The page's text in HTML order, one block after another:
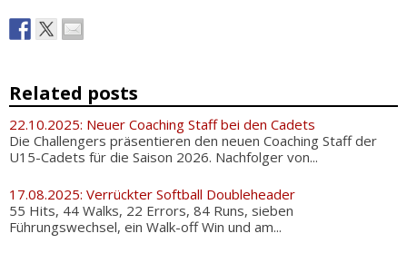
Related posts
22.10.2025: Neuer Coaching Staff bei den Cadets
Die Challengers präsentieren den neuen Coaching Staff der
U15-Cadets für die Saison 2026. Nachfolger von...
17.08.2025: Verrückter Softball Doubleheader
55 Hits, 44 Walks, 22 Errors, 84 Runs, sieben
Führungswechsel, ein Walk-off Win und am...